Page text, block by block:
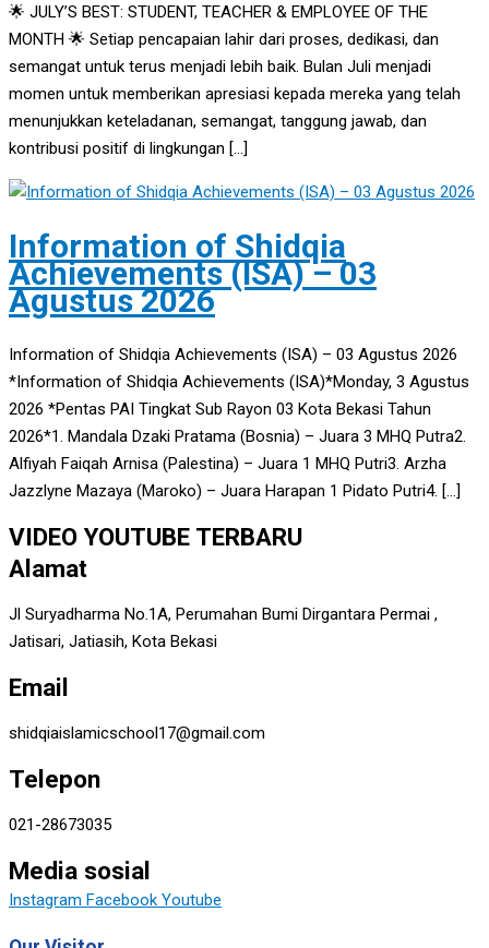
🌟 JULY’S BEST: STUDENT, TEACHER & EMPLOYEE OF THE
MONTH 🌟 Setiap pencapaian lahir dari proses, dedikasi, dan
semangat untuk terus menjadi lebih baik. Bulan Juli menjadi
momen untuk memberikan apresiasi kepada mereka yang telah
menunjukkan keteladanan, semangat, tanggung jawab, dan
kontribusi positif di lingkungan […]
Information of Shidqia
Achievements (ISA) – 03
Agustus 2026
Information of Shidqia Achievements (ISA) – 03 Agustus 2026
*Information of Shidqia Achievements (ISA)*Monday, 3 Agustus
2026 *Pentas PAI Tingkat Sub Rayon 03 Kota Bekasi Tahun
2026*1. Mandala Dzaki Pratama (Bosnia) – Juara 3 MHQ Putra2.
Alfiyah Faiqah Arnisa (Palestina) – Juara 1 MHQ Putri3. Arzha
Jazzlyne Mazaya (Maroko) – Juara Harapan 1 Pidato Putri4. […]
VIDEO YOUTUBE TERBARU
Alamat
Jl Suryadharma No.1A, Perumahan Bumi Dirgantara Permai ,
Jatisari, Jatiasih, Kota Bekasi
Email
shidqiaislamicschool17@gmail.com
Telepon
021-28673035
Media sosial
Instagram Facebook Youtube